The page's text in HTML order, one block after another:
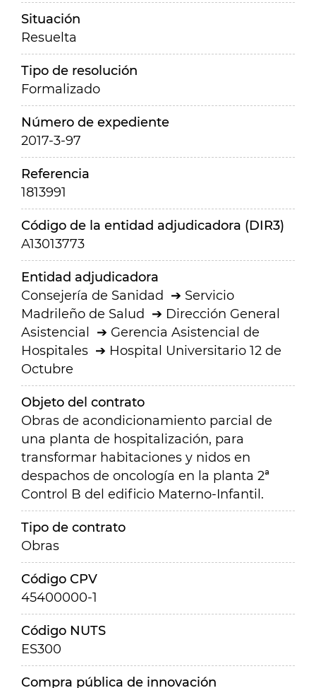
Situación
Resuelta
Tipo de resolución
Formalizado
Número de expediente
2017-3-97
Referencia
1813991
Código de la entidad adjudicadora (DIR3)
A13013773
Entidad adjudicadora
Consejería de Sanidad
Servicio
Madrileño de Salud
Dirección General
Asistencial
Gerencia Asistencial de
Hospitales
Hospital Universitario 12 de
Octubre
Objeto del contrato
Obras de acondicionamiento parcial de
una planta de hospitalización, para
transformar habitaciones y nidos en
despachos de oncología en la planta 2ª
Control B del edificio Materno-Infantil.
Tipo de contrato
Obras
Código CPV
45400000-1
Código NUTS
ES300
Compra pública de innovación